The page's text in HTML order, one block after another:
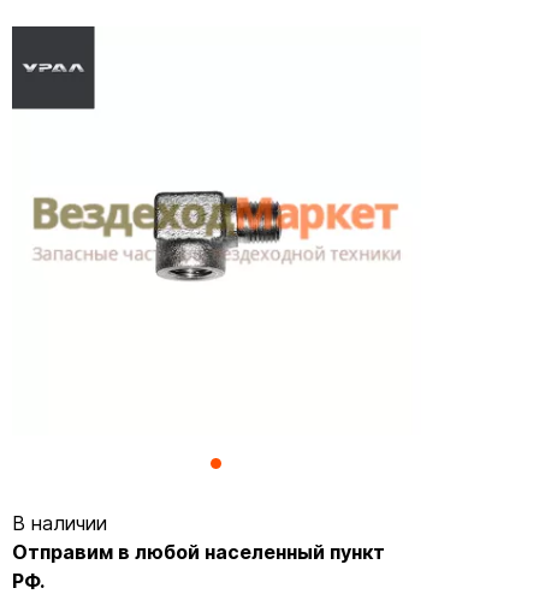
В наличии
Отправим в любой населенный пункт
РФ.